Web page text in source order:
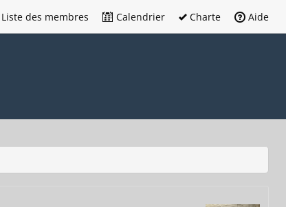
Liste des membres Calendrier Charte Aide